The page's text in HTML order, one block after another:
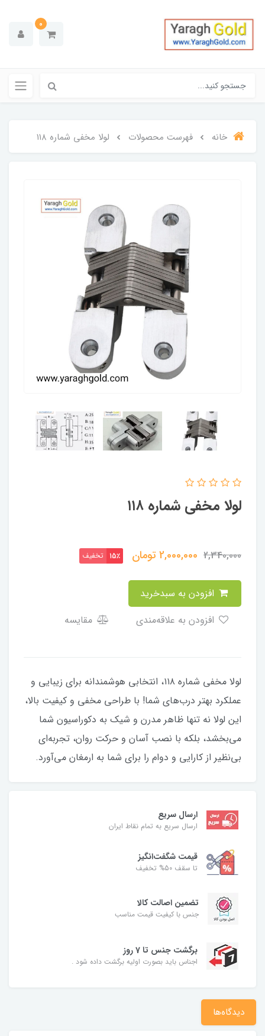
0
خانه فهرست محصولات لولا مخفی شماره ۱۱۸
لولا مخفی شماره ۱۱۸
2,340,000
2,000,000تومان 15٪ تخفیف
مقایسه
لولا مخفی شماره ۱۱۸، انتخابی هوشمندانه برای زیبایی و
عملکرد بهتر درب‌های شما! با طراحی مخفی و کیفیت بالا،
این لولا نه تنها ظاهر مدرن و شیک به دکوراسیون شما
می‌بخشد، بلکه با نصب آسان و حرکت روان، تجربه‌ای
بی‌نظیر از کارایی و دوام را برای شما به ارمغان می‌آورد.
ارسال سریع
ارسال سریع به تمام نقاط ایران
قیمت شگفت‌انگیز
تا سقف 50% تخفیف
تضمین اصالت کالا
جنس با کیفیت قیمت مناسب
برگشت جنس تا 7 روز
اجناس باید بصورت اولیه برگشت داده شود .
دیدگاه‌ها